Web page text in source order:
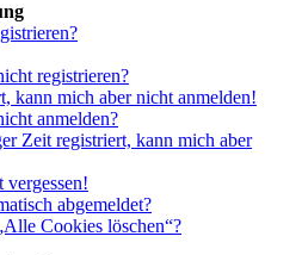
registrieren?
kann mich aber nicht anmelden!
anmelden?
Zeit registriert, kann mich aber
vergessen!
abgemeldet?
Cookies löschen“?